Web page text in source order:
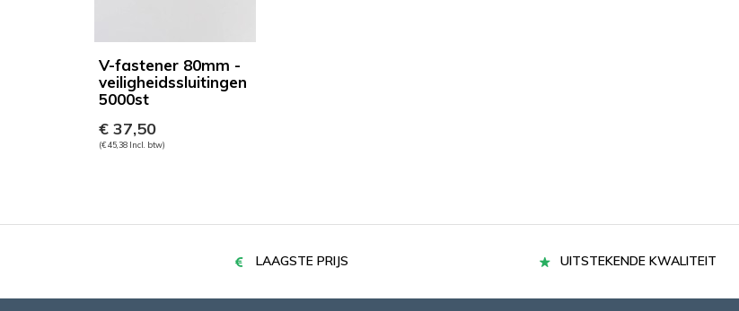
V-fastener 80mm -
veiligheidssluitingen
5000st
€ 37,50
(€ 45,38 Incl. btw)
LAAGSTE PRIJS UITSTEKENDE KWALITEIT